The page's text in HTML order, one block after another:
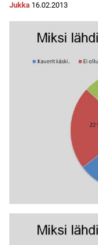
Jukka 16.02.2013